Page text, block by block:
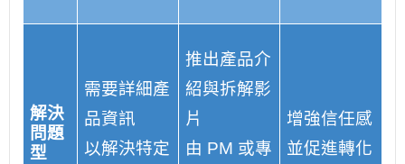
解決
問題
型
需要詳細產
品資訊
以解決特定
推出產品介
紹與拆解影
片
由 PM 或專
增強信任感
並促進轉化